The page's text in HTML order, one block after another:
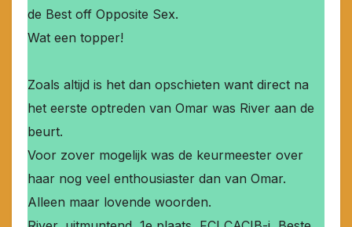
de Best off Opposite Sex.
Wat een topper!
Zoals altijd is het dan opschieten want direct na
het eerste optreden van Omar was River aan de
beurt.
Voor zover mogelijk was de keurmeester over
haar nog veel enthousiaster dan van Omar.
Alleen maar lovende woorden.